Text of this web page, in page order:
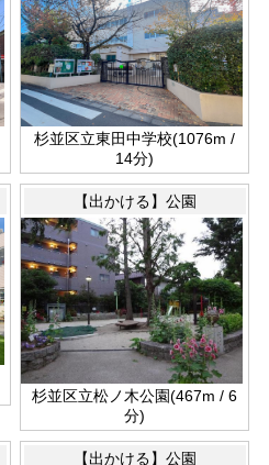
杉並区立東田中学校(1076m /
14分)
【出かける】公園
杉並区立松ノ木公園(467m / 6
分)
【出かける】公園